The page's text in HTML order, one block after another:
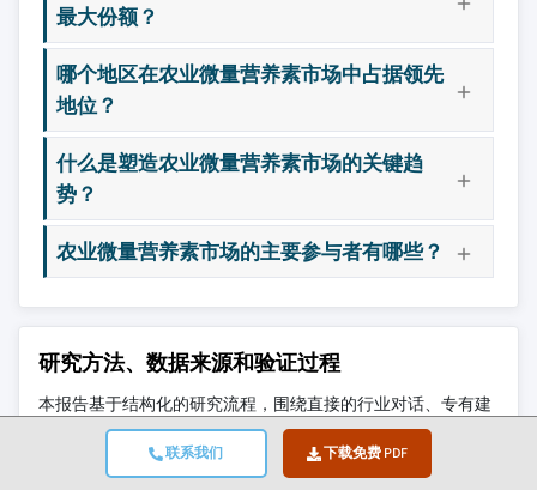
联系我们 下载免费 PDF
最大份额？
哪个地区在农业微量营养素市场中占据领先
地位？
什么是塑造农业微量营养素市场的关键趋
势？
农业微量营养素市场的主要参与者有哪些？
研究方法、数据来源和验证过程
本报告基于结构化的研究流程，围绕直接的行业对话、专有建
模和严格的交叉验证构建，而不仅仅是桌面研究。
我们的6步研究流程